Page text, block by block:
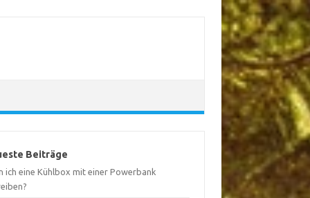
Beiträge
ich eine Kühlbox mit einer Powerbank